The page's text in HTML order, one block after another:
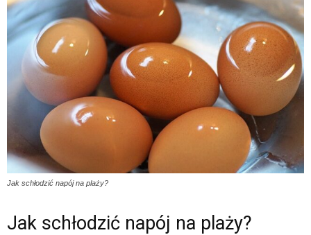
Jak schłodzić napój na plaży?
Jak schłodzić napój na plaży?